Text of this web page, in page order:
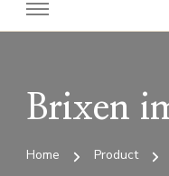
Brixen
Home
Product